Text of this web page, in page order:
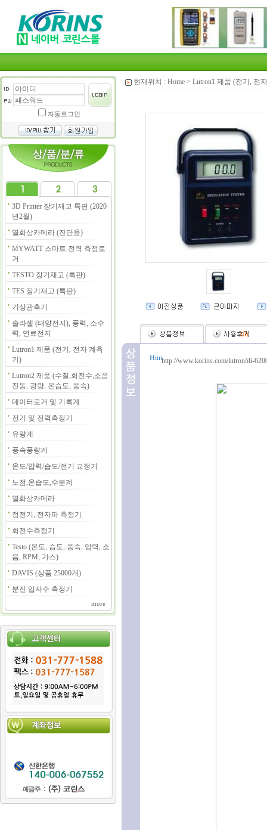
자동로그인
3D Printer 장기재고 특판 (2020
년2월)
열화상카메라 (진단용)
MYWATT 스마트 전력 측정로
거
TESTO 장기재고 (특판)
TES 장기재고 (특판)
기상관측기
솔라셀 (태양전지), 풍력, 소수
력, 연료전지
Lutron1 제품 (전기, 전자 계측
기)
Lutron2 제품 (수질,회전수,소음
진동, 광량, 온습도, 풍속)
데이터로거 및 기록계
전기 및 전력측정기
유량계
풍속풍량계
온도/압력/습도/전기 교정기
노점,온습도,수분계
열화상카메라
정전기, 전자파 측정기
회전수측정기
Testo (온도, 습도, 풍속, 압력, 소
음, RPM, 가스)
DAVIS (상품 25000개)
분진 입자수 측정기
more
현재위치 : Home > Lutron1 제품 (전기, 전
(0)
http://www.korins.com/lutron/di-